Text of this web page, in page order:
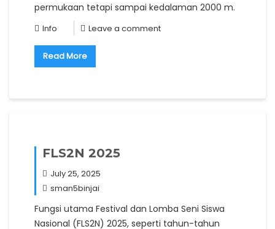
permukaan tetapi sampai kedalaman 2000 m.
Info Leave a comment
Read More
FLS2N 2025
July 25, 2025
sman5binjai
Fungsi utama Festival dan Lomba Seni Siswa
Nasional (FLS2N) 2025, seperti tahun-tahun